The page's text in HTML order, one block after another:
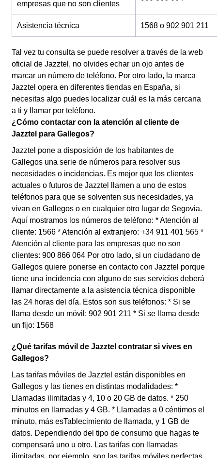
empresas que no son clientes
Asistencia técnica 1568 o 902 901 211
Tal vez tu consulta se puede resolver a través de la web
oficial de Jazztel, no olvides echar un ojo antes de
marcar un número de teléfono. Por otro lado, la marca
Jazztel opera en diferentes tiendas en España, si
necesitas algo puedes localizar cuál es la más cercana
a ti y llamar por teléfono.
¿Cómo contactar con la atención al cliente de
Jazztel para Gallegos?
Jazztel pone a disposición de los habitantes de
Gallegos una serie de números para resolver sus
necesidades o incidencias. Es mejor que los clientes
actuales o futuros de Jazztel llamen a uno de estos
teléfonos para que se solventen sus necesidades, ya
vivan en Gallegos o en cualquier otro lugar de Segovia.
Aquí mostramos los números de teléfono: * Atención al
cliente: 1566 * Atención al extranjero: +34 911 401 565 *
Atención al cliente para las empresas que no son
clientes: 900 866 064 Por otro lado, si un ciudadano de
Gallegos quiere ponerse en contacto con Jazztel porque
tiene una incidencia con alguno de sus servicios deberá
llamar directamente a la asistencia técnica disponible
las 24 horas del día. Estos son sus teléfonos: * Si se
llama desde un móvil: 902 901 211 * Si se llama desde
un fijo: 1568
¿Qué tarifas móvil de Jazztel contratar si vives en
Gallegos?
Las tarifas móviles de Jazztel están disponibles en
Gallegos y las tienes en distintas modalidades: *
Llamadas ilimitadas y 4, 10 o 20 GB de datos. * 250
minutos en llamadas y 4 GB. * Llamadas a 0 céntimos el
minuto, más esTablecimiento de llamada, y 1 GB de
datos. Dependiendo del tipo de consumo que hagas te
compensará uno u otro. Las tarifas con llamadas
ilimitadas, por ejemplo, son las tarifas móviles perfectas